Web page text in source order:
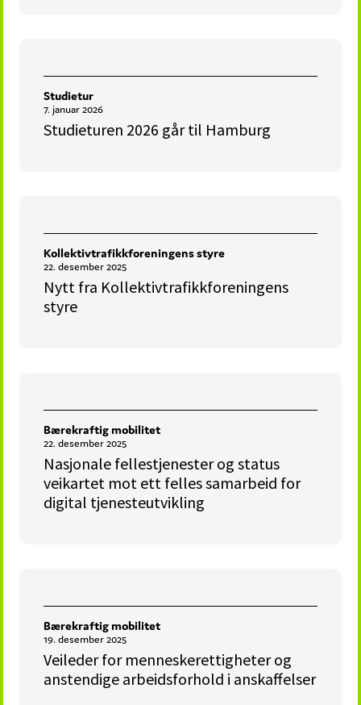
Studietur
7. januar 2026
Studieturen 2026 går til Hamburg
Kollektivtrafikkforeningens styre
22. desember 2025
Nytt fra Kollektivtrafikkforeningens
styre
Bærekraftig mobilitet
22. desember 2025
Nasjonale fellestjenester og status
veikartet mot ett felles samarbeid for
digital tjenesteutvikling
Bærekraftig mobilitet
19. desember 2025
Veileder for menneskerettigheter og
anstendige arbeidsforhold i anskaffelser